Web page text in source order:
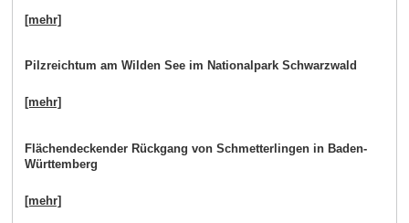
[mehr]
Pilzreichtum am Wilden See im Nationalpark Schwarzwald
[mehr]
Flächendeckender Rückgang von Schmetterlingen in Baden-
Württemberg
[mehr]